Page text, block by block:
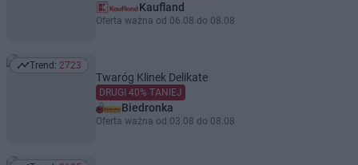
Kaufland
Oferta ważna od 06.08 do 08.08
Trend: 2723
Trend: 2723
Twaróg Klinek Delikate
DRUGI 40% TANIEJ
Biedronka
Oferta ważna od 03.08 do 08.08